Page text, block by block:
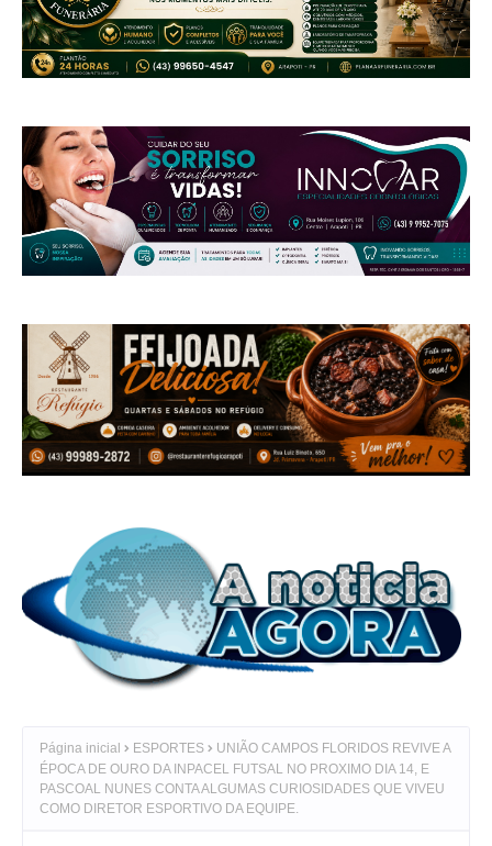
Página inicial ESPORTES
UNIÃO CAMPOS FLORIDOS REVIVE A
ÉPOCA DE OURO DA INPACEL FUTSAL NO PROXIMO DIA 14, E
PASCOAL NUNES CONTA ALGUMAS CURIOSIDADES QUE VIVEU
COMO DIRETOR ESPORTIVO DA EQUIPE.